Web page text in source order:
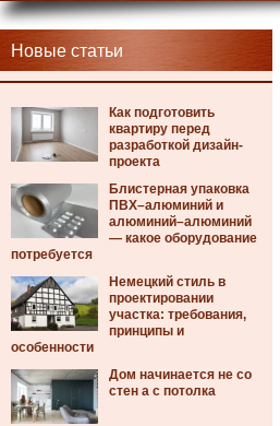
Новые статьи
Как подготовить
квартиру перед
разработкой дизайн-
проекта
Блистерная упаковка
ПВХ–алюминий и
алюминий–алюминий
— какое оборудование
потребуется
Немецкий стиль в
проектировании
участка: требования,
принципы и
особенности
Дом начинается не со
стен а с потолка